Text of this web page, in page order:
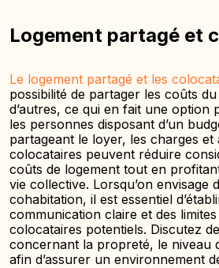
Logement partagé et
Le logement partagé et les
possibilité de partager les coûts
d’autres, ce qui en fait une option
les personnes disposant d’un
partageant le loyer, les charges et
colocataires peuvent réduire
coûts de logement tout en
vie collective. Lorsqu’on envisage
cohabitation, il est essentiel
communication claire et des
colocataires potentiels. Discutez
concernant la propreté, le niveau
afin d’assurer un environnement